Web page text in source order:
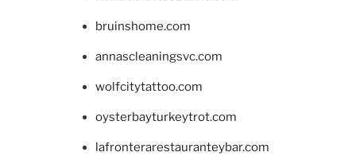
bruinshome.com
annascleaningsvc.com
wolfcitytattoo.com
oysterbayturkeytrot.com
lafronterarestauranteybar.com